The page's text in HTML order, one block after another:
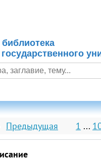
Предыдущая 1 ...